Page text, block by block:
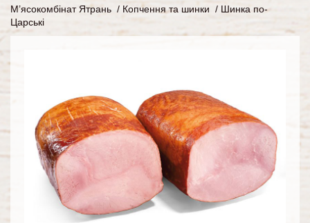
М’ясокомбінат Ятрань / Копчення та шинки / Шинка по-
Царські